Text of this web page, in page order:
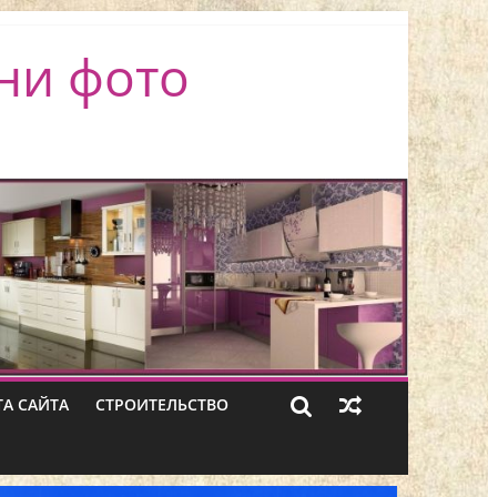
фото
САЙТА СТРОИТЕЛЬСТВО